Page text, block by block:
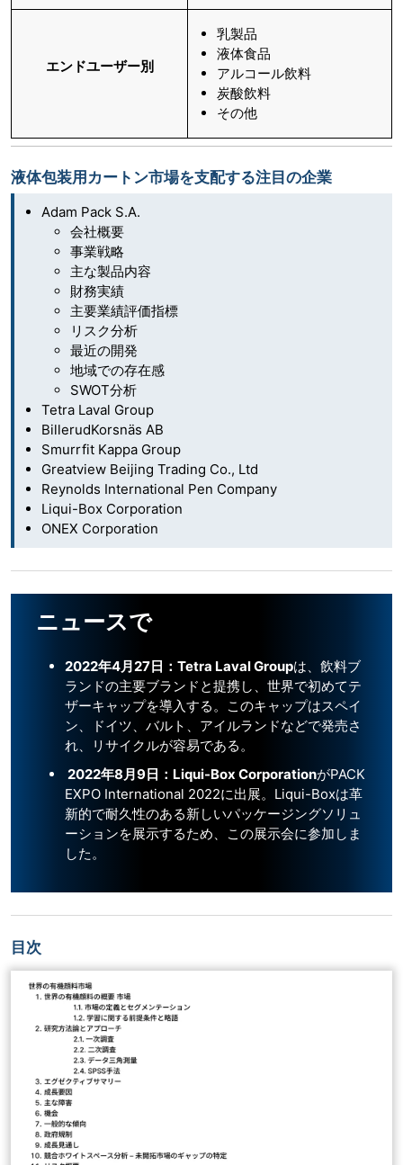
エンドユーザー別
乳製品
液体食品
アルコール飲料
炭酸飲料
その他
液体包装用カートン市場を支配する注目の企業
Adam Pack S.A.
会社概要
事業戦略
主な製品内容
財務実績
主要業績評価指標
リスク分析
最近の開発
地域での存在感
SWOT分析
Tetra Laval Group
BillerudKorsnäs AB
Smurrfit Kappa Group
Greatview Beijing Trading Co., Ltd
Reynolds International Pen Company
Liqui-Box Corporation
ONEX Corporation
ニュースで
2022年4月27日：Tetra Laval Groupは、飲料ブ
ランドの主要ブランドと提携し、世界で初めてテ
ザーキャップを導入する。このキャップはスペイ
ン、ドイツ、バルト、アイルランドなどで発売さ
れ、リサイクルが容易である。
2022年8月9日：Liqui-Box CorporationがPACK
EXPO International 2022に出展。Liqui-Boxは革
新的で耐久性のある新しいパッケージングソリュ
ーションを展示するため、この展示会に参加しま
した。
目次